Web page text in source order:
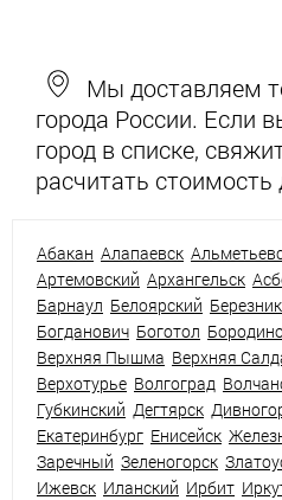
Мы доставляем
города России. Если
город в списке,
расчитать стоимость
Абакан Алапаевск
Артемовский Архангельск
Барнаул Белоярский
Богданович Боготол
Верхняя Пышма Верхняя
Верхотурье Волгоград
Губкинский Дегтярск
Екатеринбург Енисейск
Заречный Зеленогорск
Ижевск Иланский Ирбит